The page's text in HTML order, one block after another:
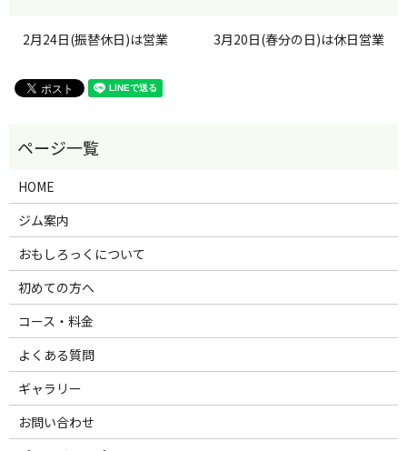
2月24日(振替休日)は営業 3月20日(春分の日)は休日営業
HOME
ジム案内
おもしろっくについて
初めての方へ
コース・料金
よくある質問
ギャラリー
お問い合わせ